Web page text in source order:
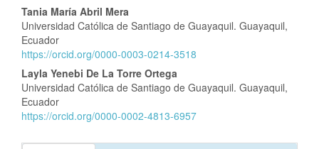
Tania María Abril Mera
Universidad Católica de Santiago de Guayaquil. Guayaquil,
Ecuador
https://orcid.org/0000-0003-0214-3518
Layla Yenebi De La Torre Ortega
Universidad Católica de Santiago de Guayaquil. Guayaquil,
Ecuador
https://orcid.org/0000-0002-4813-6957